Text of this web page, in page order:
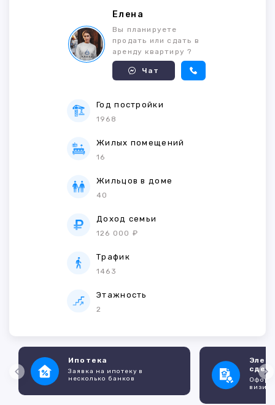
Елена
Вы планируете
продать или сдать в
аренду квартиру ?
Чат
Год постройки
1968
Жилых помещений
16
Жильцов в доме
40
Доход семьи
126 000 ₽
Трафик
1463
Этажность
2
Ипотека
Заявка на ипотеку в
несколько банков